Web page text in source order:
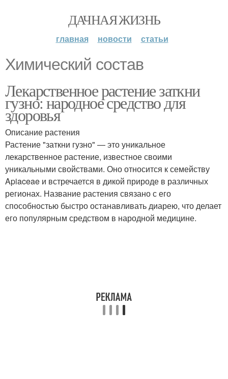
ДАЧНАЯ ЖИЗНЬ
главная новости статьи
Химический состав
Лекарственное растение заткни
гузно: народное средство для
здоровья
Описание растения
Растение "заткни гузно" — это уникальное
лекарственное растение, известное своими
уникальными свойствами. Оно относится к семейству
Apiaceae и встречается в дикой природе в различных
регионах. Название растения связано с его
способностью быстро останавливать диарею, что делает
его популярным средством в народной медицине.